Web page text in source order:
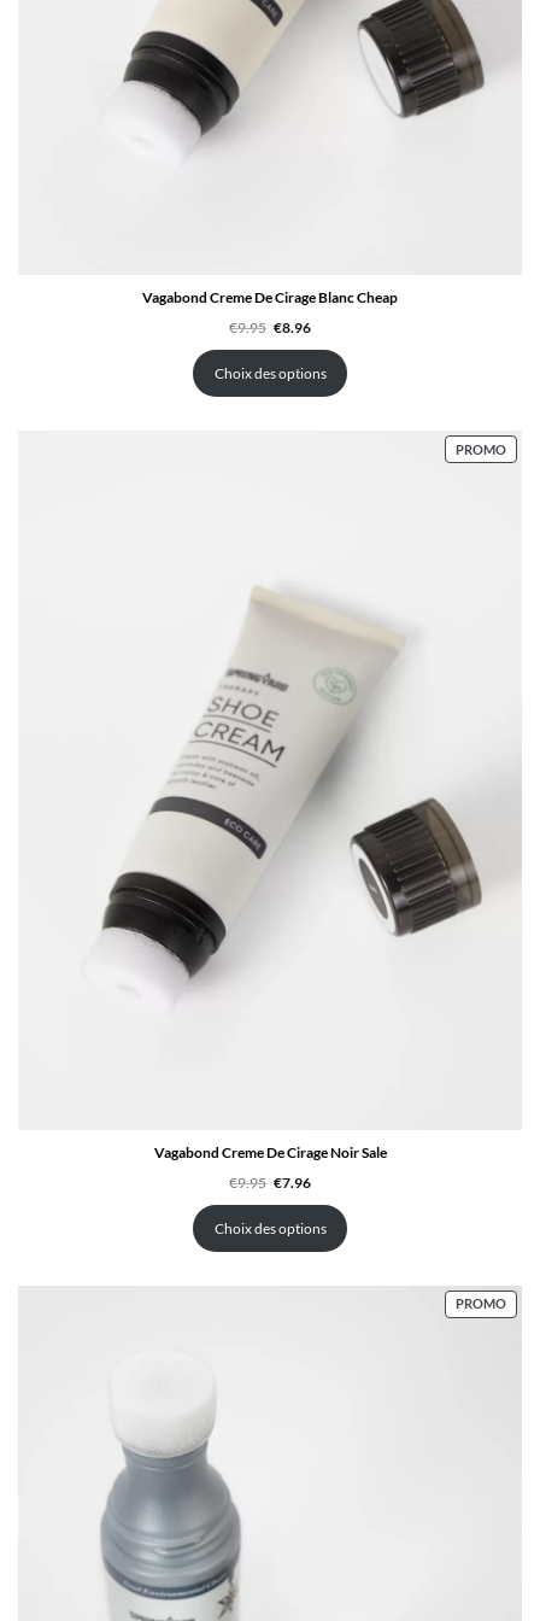
Vagabond Creme De Cirage Blanc Cheap
€9.95 Le
initial
était :
€9.95.
€8.96Le
actuel
est :
€8.96.
Choix des options
PROMO
EN
Vagabond Creme De Cirage Noir Sale
€9.95 Le
initial
était :
€9.95.
€7.96Le
actuel
est :
€7.96.
Choix des options
PROMO
EN